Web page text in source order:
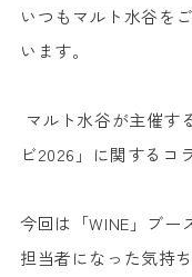
いつもマルト水谷を
います。
マルト水谷が主催す
ビ2026」に関するコ
今回は「WINE」ブー
担当者になった気持